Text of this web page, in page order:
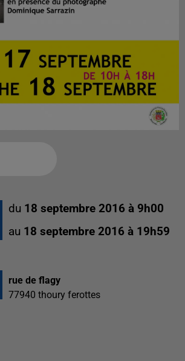
du 18 septembre 2016 à 9h00
au 18 septembre 2016 à 19h59
rue de flagy
77940 thoury ferottes